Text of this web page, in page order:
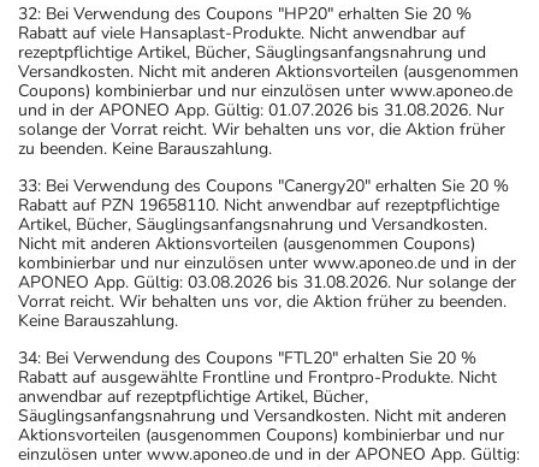
32: Bei Verwendung des Coupons "HP20" erhalten Sie 20 %
Rabatt auf viele Hansaplast-Produkte. Nicht anwendbar auf
rezeptpflichtige Artikel, Bücher, Säuglingsanfangsnahrung und
Versandkosten. Nicht mit anderen Aktionsvorteilen (ausgenommen
Coupons) kombinierbar und nur einzulösen unter www.aponeo.de
und in der APONEO App. Gültig: 01.07.2026 bis 31.08.2026. Nur
solange der Vorrat reicht. Wir behalten uns vor, die Aktion früher
zu beenden. Keine Barauszahlung.
33: Bei Verwendung des Coupons "Canergy20" erhalten Sie 20 %
Rabatt auf PZN 19658110. Nicht anwendbar auf rezeptpflichtige
Artikel, Bücher, Säuglingsanfangsnahrung und Versandkosten.
Nicht mit anderen Aktionsvorteilen (ausgenommen Coupons)
kombinierbar und nur einzulösen unter www.aponeo.de und in der
APONEO App. Gültig: 03.08.2026 bis 31.08.2026. Nur solange der
Vorrat reicht. Wir behalten uns vor, die Aktion früher zu beenden.
Keine Barauszahlung.
34: Bei Verwendung des Coupons "FTL20" erhalten Sie 20 %
Rabatt auf ausgewählte Frontline und Frontpro-Produkte. Nicht
anwendbar auf rezeptpflichtige Artikel, Bücher,
Säuglingsanfangsnahrung und Versandkosten. Nicht mit anderen
Aktionsvorteilen (ausgenommen Coupons) kombinierbar und nur
einzulösen unter www.aponeo.de und in der APONEO App. Gültig: